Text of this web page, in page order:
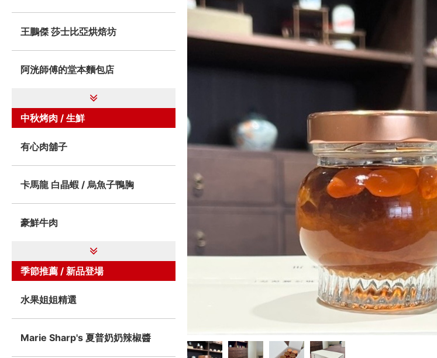
王鵬傑 莎士比亞烘焙坊
阿洸師傅的堂本麵包店
中秋烤肉 / 生鮮
有心肉舖子
卡馬龍 白晶蝦 / 烏魚子鴨胸
豪鮮牛肉
季節推薦 / 新品登場
水果姐姐精選
Marie Sharp's 夏普奶奶辣椒醬